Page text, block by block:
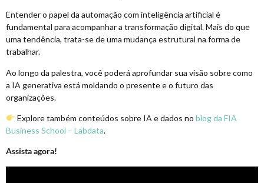
Entender o papel da automação com inteligência artificial é
fundamental para acompanhar a transformação digital. Mais do que
uma tendência, trata-se de uma mudança estrutural na forma de
trabalhar.
Ao longo da palestra, você poderá aprofundar sua visão sobre como
a IA generativa está moldando o presente e o futuro das
organizações.
Explore também conteúdos sobre IA e dados no blog da FIA
Business School – Labdata.
Assista agora!